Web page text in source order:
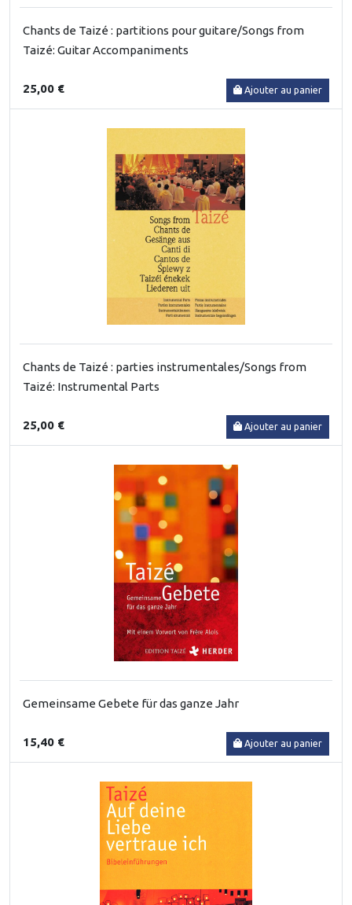
Chants de Taizé : partitions pour guitare/Songs from
Taizé: Guitar Accompaniments
25,00 € Ajouter au panier
Chants de Taizé : parties instrumentales/Songs from
Taizé: Instrumental Parts
25,00 € Ajouter au panier
Gemeinsame Gebete für das ganze Jahr
15,40 € Ajouter au panier